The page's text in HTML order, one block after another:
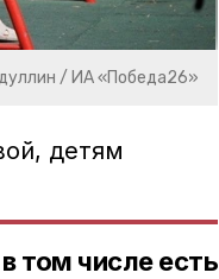
/ ИА «Победа26»
детям
том числе есть